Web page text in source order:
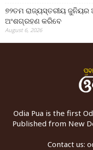
୭୨ତମ ରାଜ୍ୟସ୍ତରୀୟ
ଅଂଶଗ୍ରହଣ କରିବେ
August 6, 2026
Odia Pua is the first
Published from New
Contact us: